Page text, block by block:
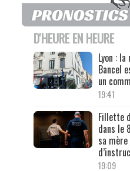
D'HEURE EN HEURE
Lyon :
Bancel
un
19:41
Fillette
dans le
sa
19:09